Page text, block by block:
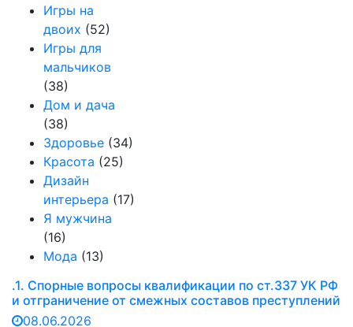
Игры на
двоих (52)
Игры для
мальчиков
(38)
Дом и дача
(38)
Здоровье (34)
Красота (25)
Дизайн
интерьера (17)
Я мужчина
(16)
Мода (13)
.1. Спорные вопросы квалификации по ст.337 УК РФ
и отграничение от смежных составов преступлений
08.06.2026